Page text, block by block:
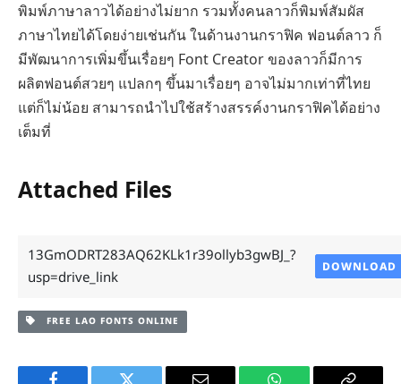
พิมพ์ภาษาลาวได้อย่างไม่ยาก รวมทั้งคนลาวก็พิมพ์สัมผัส
ภาษาไทยได้โดยง่ายเช่นกัน ในด้านงานกราฟิค ฟอนต์ลาว ก็
มีพัฒนาการเพิ่มขึ้นเรื่อยๆ Font Creator ของลาวก็มีการ
ผลิตฟอนต์สวยๆ แปลกๆ ขึ้นมาเรื่อยๆ อาจไม่มากเท่าที่ไทย
แต่ก็ไม่น้อย สามารถนำไปใช้สร้างสรรค์งานกราฟิคได้อย่าง
เต็มที่
Attached Files
13GmODRT283AQ62KLk1r39ollyb3gwBJ_?
usp=drive_link
DOWNLOAD
FREE LAO FONTS ONLINE